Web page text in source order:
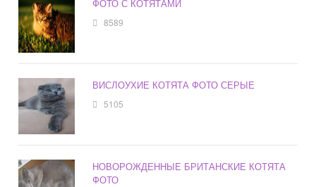
ФОТО С КОТЯТАМИ
8589
ВИСЛОУХИЕ КОТЯТА ФОТО СЕРЫЕ
5105
НОВОРОЖДЕННЫЕ БРИТАНСКИЕ КОТЯТА
ФОТО